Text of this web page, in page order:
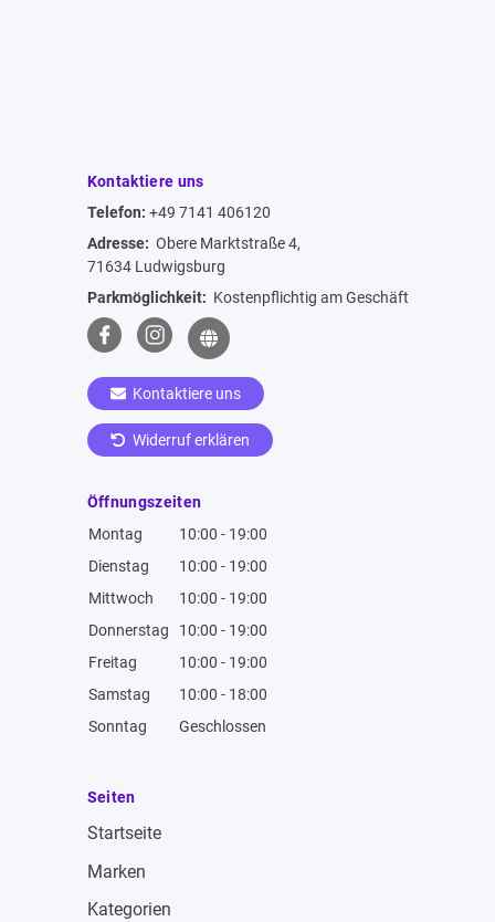
Kontaktiere uns
Telefon: +49 7141 406120
Adresse: Obere Marktstraße 4,
71634 Ludwigsburg
Parkmöglichkeit: Kostenpflichtig am Geschäft
Kontaktiere uns
Widerruf erklären
Öffnungszeiten
Montag
10:00 - 19:00
Dienstag
10:00 - 19:00
Mittwoch
10:00 - 19:00
Donnerstag
10:00 - 19:00
Freitag
10:00 - 19:00
Samstag
10:00 - 18:00
Sonntag
Geschlossen
Seiten
Startseite
Marken
Kategorien